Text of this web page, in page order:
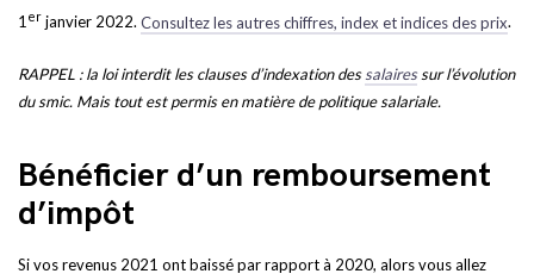
1er janvier 2022. Consultez les autres chiffres, index et indices des prix.
RAPPEL : la loi interdit les clauses d’indexation dessalairessur l’évolution
du smic. Mais tout est permis en matière de politique salariale.
Bénéficier d’un remboursement
d’impôt
Si vos revenus 2021 ont baissé par rapport à 2020, alors vous allez